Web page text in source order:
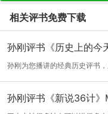
相关评书免费下载
孙刚评书《历史上的今
孙刚为您播讲的经典历史评书
收听。...[详细]
孙刚评书《新说36计